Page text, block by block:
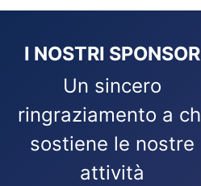
I NOSTRI SPONSOR
Un sincero
ringraziamento a
sostiene le nostre
attività